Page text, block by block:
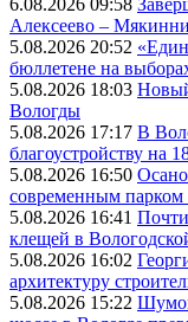
Алексеево –
5.08.2026 20:52
бюллетене на
5.08.2026 18:03
Вологды
5.08.2026 17:17 В
благоустройству на
5.08.2026 16:50
современным парком
5.08.2026 16:41
клещей в
5.08.2026 16:02
архитектуру
5.08.2026 15:22